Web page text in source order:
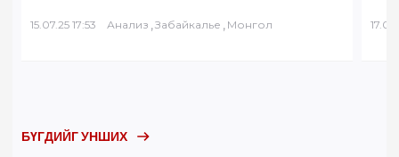
“Солнечное Забайкалье” буюу…
15.07.25 17:53 Анализ , Забайкалье , Монгол
БҮГДИЙГ УНШИХ